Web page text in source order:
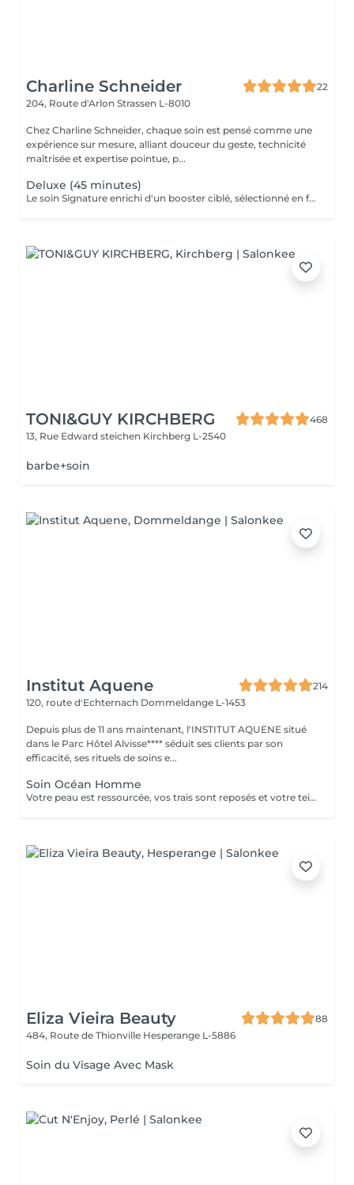
Charline Schneider
22
204, Route d'Arlon Strassen L-8010
Chez Charline Schneider, chaque soin est pensé comme une
expérience sur mesure, alliant douceur du geste, technicité
maîtrisée et expertise pointue, p...
Deluxe (45 minutes)
Le soin Signature enrichi d'un booster ciblé, sélectionné en fonction des besoins de votre peau (éclat, hydratation, fermeté, anti-âge, imperfections), et d'une séance de LED. Ce soin permet de travailler un objectif précis tout en améliorant la qualité globale de la peau. Idéal pour : cibler une problématique spécifique améliorer le grain de peau renforcer les résultats dans le temps Résultat : peau plus homogène, repulpée et visiblement revitalisée. Ce soin n'est pas adapté aux femmes enceintes ou allaitantes, ainsi qu'aux personnes allergiques aux algues ou à l'aspirine.
TONI&GUY KIRCHBERG
468
13, Rue Edward steichen Kirchberg L-2540
barbe+soin
Institut Aquene
214
120, route d'Echternach Dommeldange L-1453
Depuis plus de 11 ans maintenant, l'INSTITUT AQUENE situé
dans le Parc Hôtel Alvisse**** séduit ses clients par son
efficacité, ses rituels de soins e...
Soin Océan Homme
Votre peau est ressourcée, vos trais sont reposés et votre teint plus lumineux. Véritable recharge d'énergie, les extraits d'algue bleue sont libérés au cur des cellules pour une action anti-âge et antifatigue.
Eliza Vieira Beauty
88
484, Route de Thionville Hesperange L-5886
Soin du Visage Avec Mask